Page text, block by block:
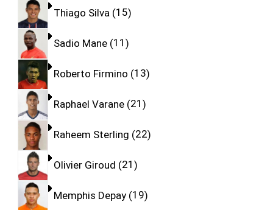
Thiago Silva 15
Sadio Mane 11
Roberto Firmino 13
Raphael Varane 21
Raheem Sterling 22
Olivier Giroud 21
Memphis Depay 19